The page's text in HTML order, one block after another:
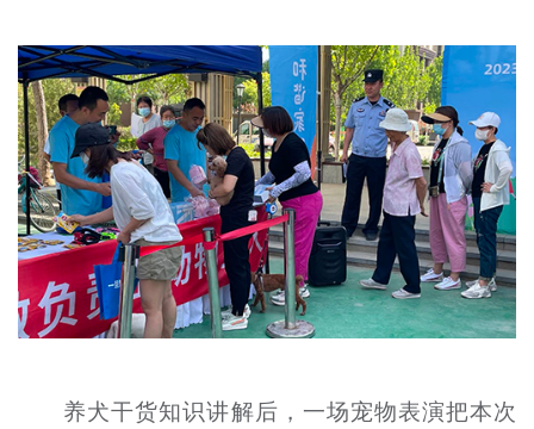
养犬干货知识讲解后，一场宠物表演把本次